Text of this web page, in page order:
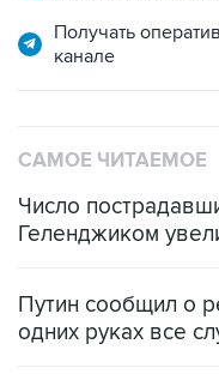
Получать
канале
САМОЕ ЧИТАЕМОЕ
Число
Геленджиком
Путин сообщил о
одних руках все